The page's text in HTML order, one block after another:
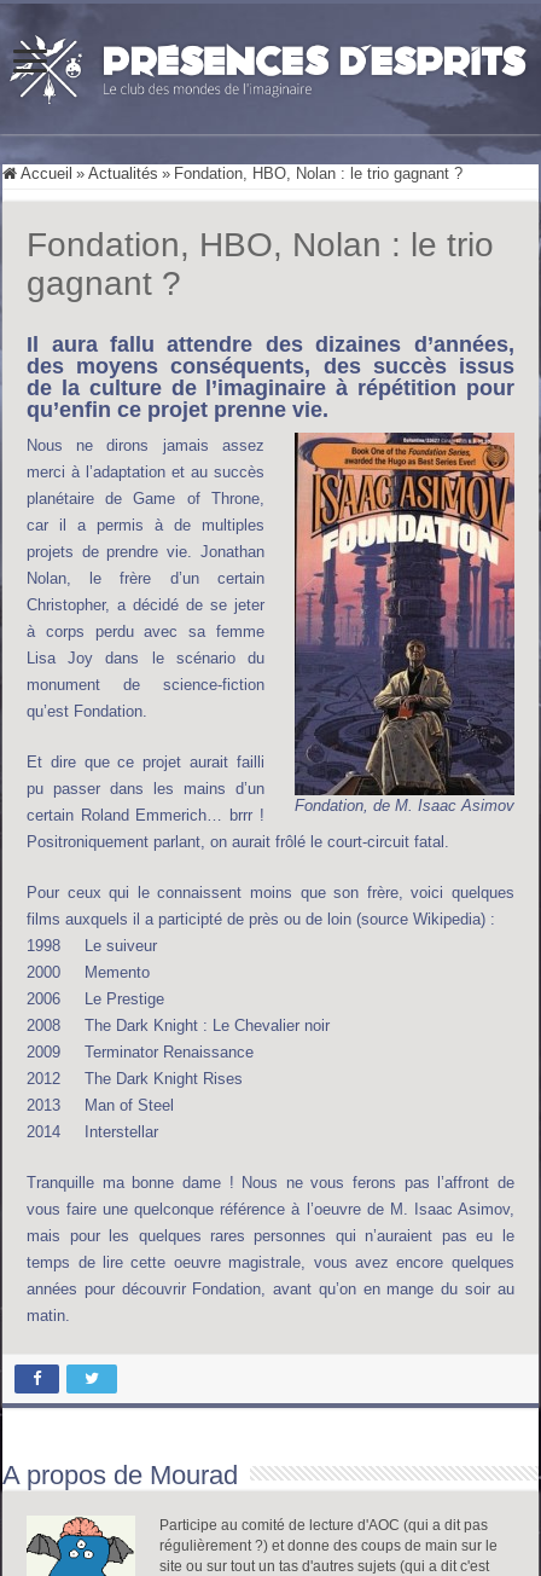
Accueil » Actualités » Fondation, HBO, Nolan : le trio gagnant ?
Fondation, HBO, Nolan : le trio
gagnant ?
Il aura fallu attendre des dizaines d’années,
des moyens conséquents, des succès issus
de la culture de l’imaginaire à répétition pour
qu’enfin ce projet prenne vie.
Fondation, de M. Isaac Asimov
Nous ne dirons jamais assez
merci à l’adaptation et au succès
planétaire de Game of Throne,
car il a permis à de multiples
projets de prendre vie. Jonathan
Nolan, le frère d’un certain
Christopher, a décidé de se jeter
à corps perdu avec sa femme
Lisa Joy dans le scénario du
monument de science-fiction
qu’est Fondation.
Et dire que ce projet aurait failli
pu passer dans les mains d’un
certain Roland Emmerich… brrr !
Positroniquement parlant, on aurait frôlé le court-circuit fatal.
Pour ceux qui le connaissent moins que son frère, voici quelques
films auxquels il a participté de près ou de loin (source Wikipedia) :
1998 Le suiveur
2000 Memento
2006 Le Prestige
2008 The Dark Knight : Le Chevalier noir
2009 Terminator Renaissance
2012 The Dark Knight Rises
2013 Man of Steel
2014 Interstellar
Tranquille ma bonne dame ! Nous ne vous ferons pas l’affront de
vous faire une quelconque référence à l’oeuvre de M. Isaac Asimov,
mais pour les quelques rares personnes qui n’auraient pas eu le
temps de lire cette oeuvre magistrale, vous avez encore quelques
années pour découvrir Fondation, avant qu’on en mange du soir au
matin.
A propos de Mourad
Participe au comité de lecture d'AOC (qui a dit pas
régulièrement ?) et donne des coups de main sur le
site ou sur tout un tas d'autres sujets (qui a dit c'est